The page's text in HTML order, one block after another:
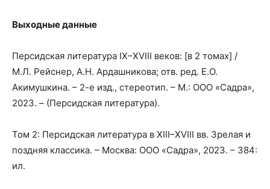
Выходные данные
Персидская литература IX–XVIII веков: [в 2 томах] /
М.Л. Рейснер, А.Н. Ардашникова; отв. ред. Е.О.
Акимушкина. – 2-е изд., стереотип. – М.: ООО «Садра»,
2023. – (Персидская литература).
Том 2: Персидская литература в XIII–XVIII вв. Зрелая и
поздняя классика. – Москва: ООО «Садра», 2023. – 384:
ил.